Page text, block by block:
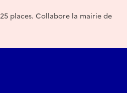
places. Collabore la mairie de